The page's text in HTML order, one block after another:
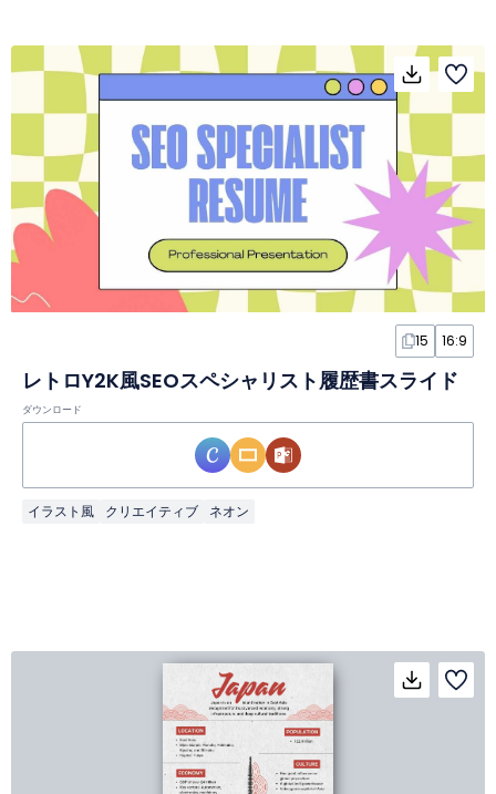
15 16:9
レトロY2K風SEOスペシャリスト履歴書スライド
ダウンロード
イラスト風 クリエイティブ ネオン